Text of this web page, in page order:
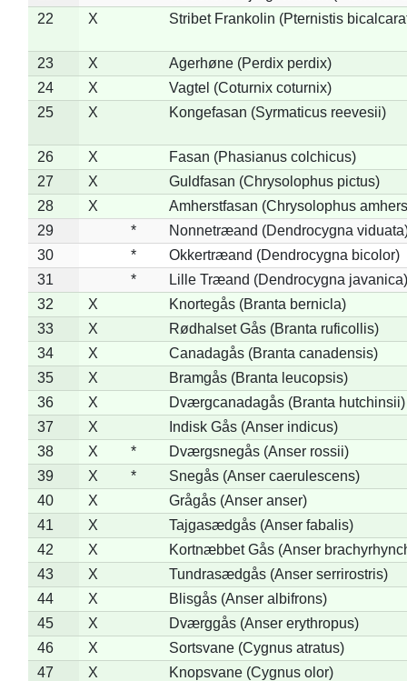
22
X Stribet Frankolin (Pternistis
23 X
Agerhøne (Perdix perdix)
24
X
Vagtel (Coturnix coturnix)
25
X Kongefasan (Syrmaticus reevesii)
26 X
Fasan (Phasianus colchicus)
27
X
Guldfasan (Chrysolophus pictus)
28
X
Amherstfasan (Chrysolophus
29
*
Nonnetræand (Dendrocygna
30
*
Okkertræand (Dendrocygna bicolor)
31
*
Lille Træand (Dendrocygna javanica)
32
X
Knortegås (Branta bernicla)
33
X
Rødhalset Gås (Branta ruficollis)
34
X
Canadagås (Branta canadensis)
35
X
Bramgås (Branta leucopsis)
36
X
Dværgcanadagås (Branta hutchinsii)
37
X
Indisk Gås (Anser indicus)
38
X *
Dværgsnegås (Anser rossii)
39
X *
Snegås (Anser caerulescens)
40
X
Grågås (Anser anser)
41
X
Tajgasædgås (Anser fabalis)
42
X
Kortnæbbet Gås (Anser
43
X
Tundrasædgås (Anser serrirostris)
44
X
Blisgås (Anser albifrons)
45
X
Dværggås (Anser erythropus)
46
X
Sortsvane (Cygnus atratus)
47
X
Knopsvane (Cygnus olor)